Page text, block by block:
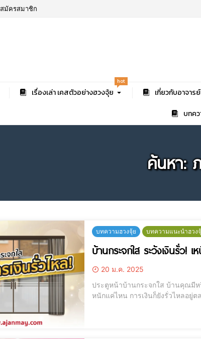
สมัครสมาชิก
เรื่องเล่า เคสตัวอย่างฮวงจุ้ย
hot
เกี่ยวกับอาจาร
บทค
ค้นหา:
บทความฮวงจุ้ย บทความแนะนำฮวง
บ้านกระจกใส ระวังเงินรั่ว! เ
20 ม.ค. 2025
ประตูหน้าบ้านกระจกใส บ้านคุณมีหรือเปล่า? ระวังการเงินหายไม่รู้
หนักแค่ไหน การเงินก็ยังรั่วไหลอยู่